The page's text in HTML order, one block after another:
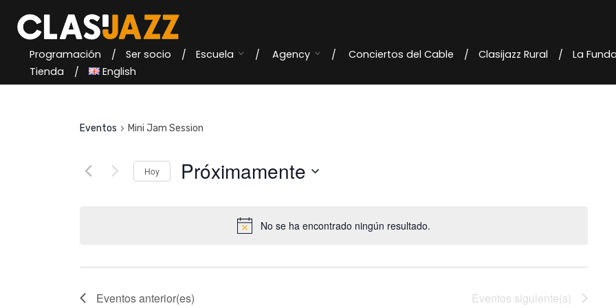
content
Programación Ser socio Escuela Agency Conciertos del Cable Clasijazz Rural La
Tienda
English
No se ha encontrado ningún resultado.
Eventos Mini Jam Session
Hoy Próximamente
c
i
Eventosanterior(es) Eventos siguiente(s)